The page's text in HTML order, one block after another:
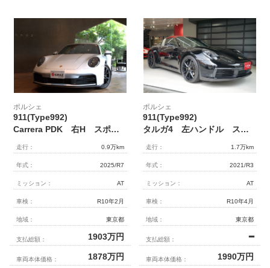
ポルシェ
911(Type992)
Carrera PDK 右H スポクロ/エグ 14Wayスポーツシート
走行： 0.9万km
年式： 2025/R7
ミッション： AT
車検： R10年2月
地域： 東京都
支払総額： 1903万円
車両本体価格： 1878万円
ポルシェ
911(Type992)
タルガ4 左ハンドル スポーツクロノPKG スポーツエキゾースト レザーインテリア ディーラー車 1オーナー
走行： 1.7万km
年式： 2021/R3
ミッション： AT
車検： R10年4月
地域： 東京都
支払総額： ━
車両本体価格： 1990万円